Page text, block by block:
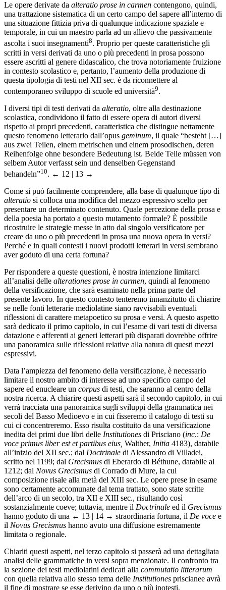
Le opere derivate da alteratio prose in carmen contengono, quindi,
una trattazione sistematica di un certo campo del sapere all’interno di
una situazione fittizia priva di qualunque indicazione spaziale e
temporale, in cui un maestro parla ad un allievo che passivamente
ascolta i suoi insegnamenti8. Proprio per queste caratteristiche gli
scritti in versi derivati da uno o più precedenti in prosa possono
essere ascritti al genere didascalico, che trova notoriamente fruizione
in contesto scolastico e, pertanto, l’aumento della produzione di
questa tipologia di testi nel XII sec. è da riconnettere al
contemporaneo sviluppo di scuole ed università9.
I diversi tipi di testi derivati da alteratio, oltre alla destinazione
scolastica, condividono il fatto di essere opera di autori diversi
rispetto ai propri precedenti, caratteristica che distingue nettamente
questo fenomeno letterario dall’opus geminum, il quale “besteht […]
aus zwei Teilen, einem metrischen und einem prosodischen, deren
Reihenfolge ohne besondere Bedeutung ist. Beide Teile müssen von
selbem Autor verfasst sein und denselben Gegenstand
behandeln”10. ← 12 | 13 →
Come si può facilmente comprendere, alla base di qualunque tipo di
alteratio si colloca una modifica del mezzo espressivo scelto per
presentare un determinato contenuto. Quale percezione della prosa e
della poesia ha portato a questo mutamento formale? È possibile
ricostruire le strategie messe in atto dal singolo versificatore per
creare da uno o più precedenti in prosa una nuova opera in versi?
Perché e in quali contesti i nuovi prodotti letterari in versi sembrano
aver goduto di una certa fortuna?
Per rispondere a queste questioni, è nostra intenzione limitarci
all’analisi delle alterationes prose in carmen, quindi al fenomeno
della versificazione, che sarà esaminato nella prima parte del
presente lavoro. In questo contesto tenteremo innanzitutto di chiarire
se nelle fonti letterarie mediolatine siano ravvisabili eventuali
riflessioni di carattere metapoetico su prosa e versi. A questo aspetto
sarà dedicato il primo capitolo, in cui l’esame di vari testi di diversa
datazione e afferenti ai generi letterari più disparati dovrebbe offrire
una panoramica sulle riflessioni relative alla natura di questi mezzi
espressivi.
Data l’ampiezza del fenomeno della versificazione, è necessario
limitare il nostro ambito di interesse ad uno specifico campo del
sapere ed enucleare un corpus di testi, che saranno al centro della
nostra ricerca. A chiarire questi aspetti sarà il secondo capitolo, in cui
verrà tracciata una panoramica sugli sviluppi della grammatica nei
secoli del Basso Medioevo e in cui fisseremo il catalogo di testi su
cui ci concentreremo. Esso risulta costituito da una versificazione
inedita dei primi due libri delle Institutiones di Prisciano (inc.: De
voce primus liber est et partibus eius, Walther, Initia 4183), databile
all’inizio del XII sec.; dal Doctrinale di Alessandro di Villadei,
scritto nel 1199; dal Grecismus di Eberardo di Béthune, databile al
1212; dal Novus Grecismus di Corrado di Mure, la cui
composizione risale alla metà del XIII sec. Le opere prese in esame
sono certamente accomunate dal tema trattato, sono state scritte
dell’arco di un secolo, tra XII e XIII sec., risultando così
sostanzialmente coeve; tuttavia, mentre il Doctrinale ed il Grecismus
hanno goduto di una ← 13 | 14 → straordinaria fortuna, il De voce e
il Novus Grecismus hanno avuto una diffusione estremamente
limitata o regionale.
Chiariti questi aspetti, nel terzo capitolo si passerà ad una dettagliata
analisi delle grammatiche in versi sopra menzionate. Il confronto tra
la sezione dei testi mediolatini dedicati alla commutatio litterarum
con quella relativa allo stesso tema delle Institutiones priscianee avrà
il fine di mostrare se esse derivino da uno o più ipotesti.